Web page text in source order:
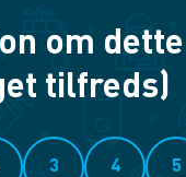
om
tilfreds)
3 4 5